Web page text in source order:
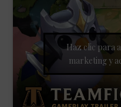
Haz clic para
marketing y